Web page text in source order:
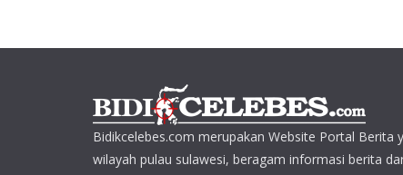
Bidikcelebes.com merupakan Website Portal Berita
wilayah pulau sulawesi, beragam informasi berita